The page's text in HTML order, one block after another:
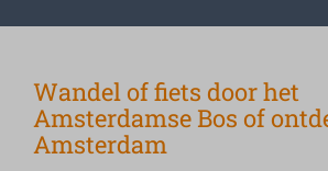
Wandel of fiets door het
Amsterdamse Bos of
Amsterdam